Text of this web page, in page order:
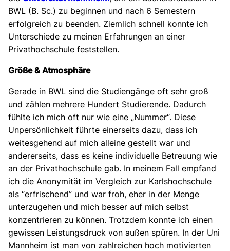
BWL (B. Sc.) zu beginnen und nach 6 Semestern
erfolgreich zu beenden. Ziemlich schnell konnte ich
Unterschiede zu meinen Erfahrungen an einer
Privathochschule feststellen.
Größe & Atmosphäre
Gerade in BWL sind die Studiengänge oft sehr groß
und zählen mehrere Hundert Studierende. Dadurch
fühlte ich mich oft nur wie eine „Nummer“. Diese
Unpersönlichkeit führte einerseits dazu, dass ich
weitesgehend auf mich alleine gestellt war und
andererseits, dass es keine individuelle Betreuung wie
an der Privathochschule gab. In meinem Fall empfand
ich die Anonymität im Vergleich zur Karlshochschule
als “erfrischend” und war froh, eher in der Menge
unterzugehen und mich besser auf mich selbst
konzentrieren zu können. Trotzdem konnte ich einen
gewissen Leistungsdruck von außen spüren. In der Uni
Mannheim ist man von zahlreichen hoch motivierten